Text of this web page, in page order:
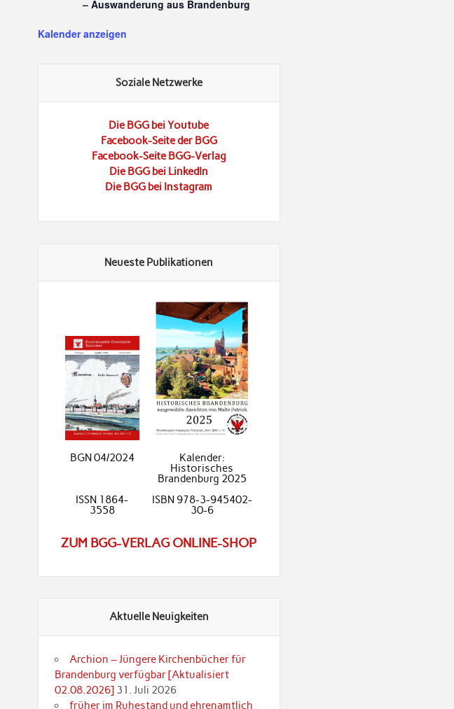
– Auswanderung aus Brandenburg
Kalender anzeigen
Soziale Netzwerke
Die BGG bei Youtube
Facebook-Seite der BGG
Facebook-Seite BGG-Verlag
Die BGG bei LinkedIn
Die BGG bei Instagram
Neueste Publikationen
BGN 04/2024
Kalender:
Historisches
Brandenburg 2025
ISSN 1864-
3558
ISBN 978-3-945402-
30-6
ZUM BGG-VERLAG ONLINE-SHOP
Aktuelle Neuigkeiten
Archion – Jüngere Kirchenbücher für
Brandenburg verfügbar [Aktualisiert
02.08.2026] 31. Juli 2026
früher im Ruhestand und ehrenamtlich